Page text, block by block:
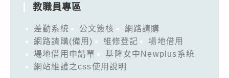
教職員專區
差勤系統 公文簽核
網路請購
網路請購(備用)
維修登記
場地借用
場地借用申請單
基隆女中Newplus系統
網站維護之css使用說明